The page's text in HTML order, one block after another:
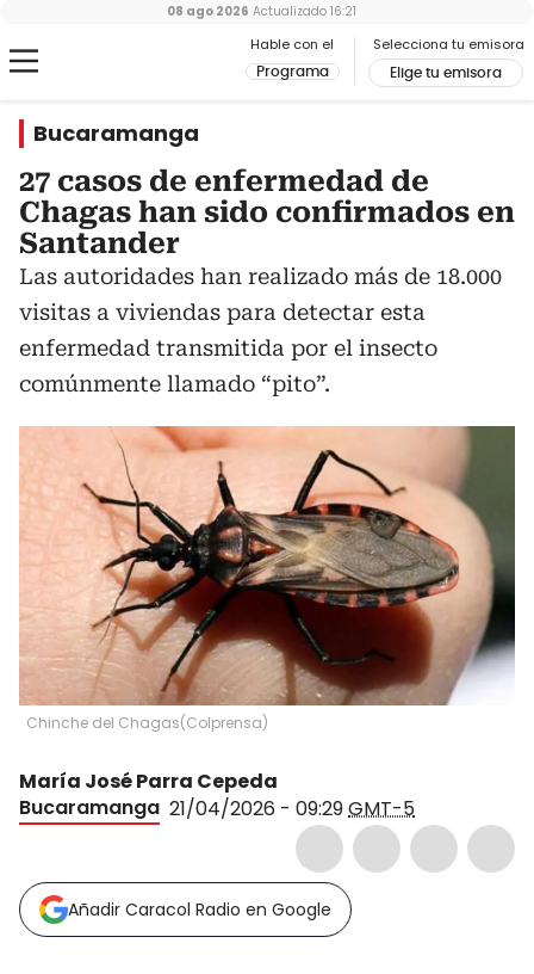
Hable con el
Programa
Selecciona tu emisora
Elige tu emisora
08 ago 2026 Actualizado 16:21
Bucaramanga
27 casos de enfermedad de
Chagas han sido confirmados en
Santander
Las autoridades han realizado más de 18.000
visitas a viviendas para detectar esta
enfermedad transmitida por el insecto
comúnmente llamado “pito”.
Chinche del Chagas(Colprensa)
María José Parra Cepeda
Bucaramanga 21/04/2026 - 09:29GMT-5
Añadir Caracol Radio en Google